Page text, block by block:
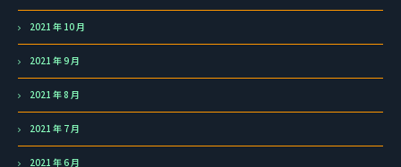
2021 年 10 月
2021 年 9 月
2021 年 8 月
2021 年 7 月
2021 年 6 月